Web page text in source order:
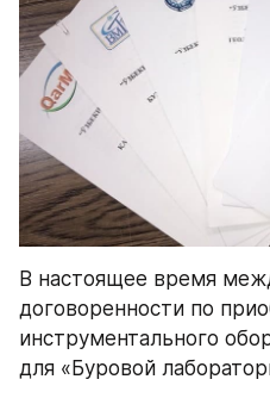
В настоящее время
договоренности по
инструментального
для «Буровой